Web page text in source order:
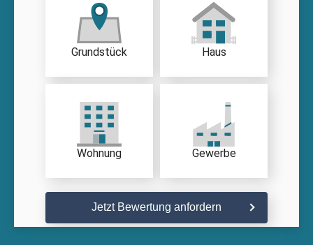
Grundstück Haus
Wohnung Gewerbe
Jetzt Bewertung anfordern